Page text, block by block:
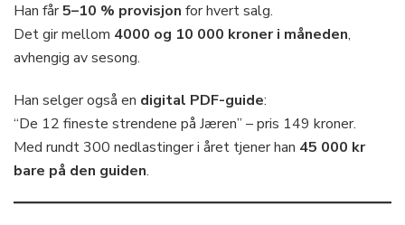
Han får5–10 % provisjon for hvert salg.
Det gir mellom 4000 og 10 000 kroner i måneden,
avhengig av sesong.
Han selger også en digital PDF-guide:
“De 12 fineste strendene på Jæren” – pris 149 kroner.
Med rundt 300 nedlastinger i året tjener han 45 000 kr
bare på den guiden.